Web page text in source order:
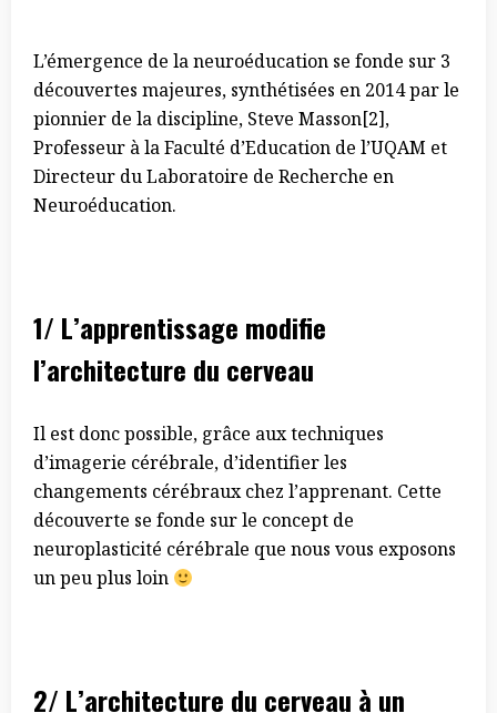
L’émergence de la neuroéducation se fonde sur 3
découvertes majeures, synthétisées en 2014 par le
pionnier de la discipline, Steve Masson[2],
Professeur à la Faculté d’Education de l’UQAM et
Directeur du Laboratoire de Recherche en
Neuroéducation.
1/ L’apprentissage modifie
l’architecture du cerveau
Il est donc possible, grâce aux techniques
d’imagerie cérébrale, d’identifier les
changements cérébraux chez l’apprenant. Cette
découverte se fonde sur le concept de
neuroplasticité cérébrale que nous vous exposons
un peu plus loin
2/ L’architecture du cerveau à un